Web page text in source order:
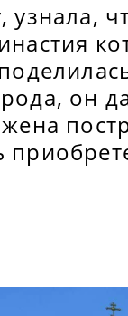
узнала,
он
жена